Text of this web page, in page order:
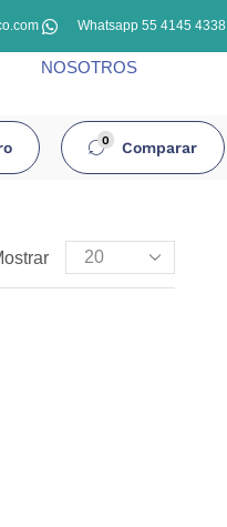
Whatsapp 55 4145 4338
NOSOTROS
0 Comparar